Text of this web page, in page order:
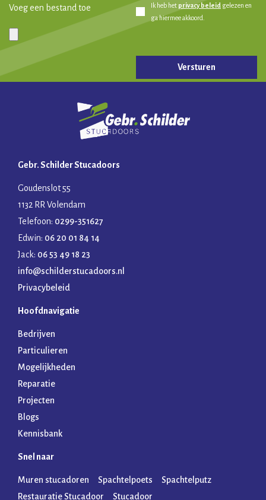
Voeg een bestand toe Ik heb het privacy beleid gelezen en
ga hiermee akkoord.
Gelieve dit veld leeg te laten.
Gebr. Schilder Stucadoors
Goudenslot 55
1132 RR Volendam
Telefoon: 0299-351627
Edwin: 06 20 01 84 14
Jack: 06 53 49 18 23
info@schilderstucadoors.nl
Privacybeleid
Hoofdnavigatie
Bedrijven
Particulieren
Mogelijkheden
Reparatie
Projecten
Blogs
Kennisbank
Snel naar
Muren stucadoren Spachtelpoets
Spachtelputz
Restauratie Stucadoor
Stucadoor